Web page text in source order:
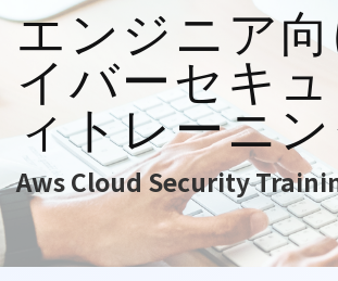
エンジニア
イバーセキ
ィトレーニ
Aws Cloud Security